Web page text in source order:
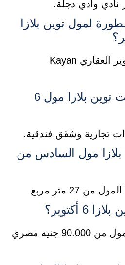
نادي وادي دجلة.
لمول توين بلازا
هي شركة كيان للتطوير العقاري Kayan
ما هي أنواع وحدات توين بلازا مول 6
تجارية وشقق فندقية.
مول السادس من
27 متر مربع.
أكتوبر؟
تبدأ أسعار وحدات المول من 90.000 جنيه مصري